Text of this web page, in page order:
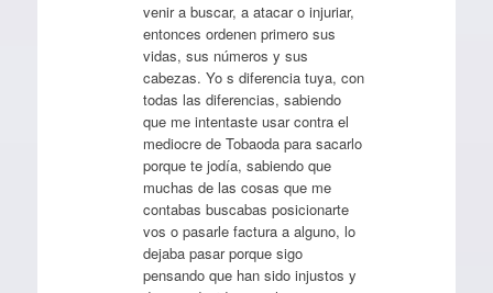
venir a buscar, a atacar o injuriar,
entonces ordenen primero sus
vidas, sus números y sus
cabezas. Yo s diferencia tuya, con
todas las diferencias, sabiendo
que me intentaste usar contra el
mediocre de Tobaoda para sacarlo
porque te jodía, sabiendo que
muchas de las cosas que me
contabas buscabas posicionarte
vos o pasarle factura a alguno, lo
dejaba pasar porque sigo
pensando que han sido injustos y